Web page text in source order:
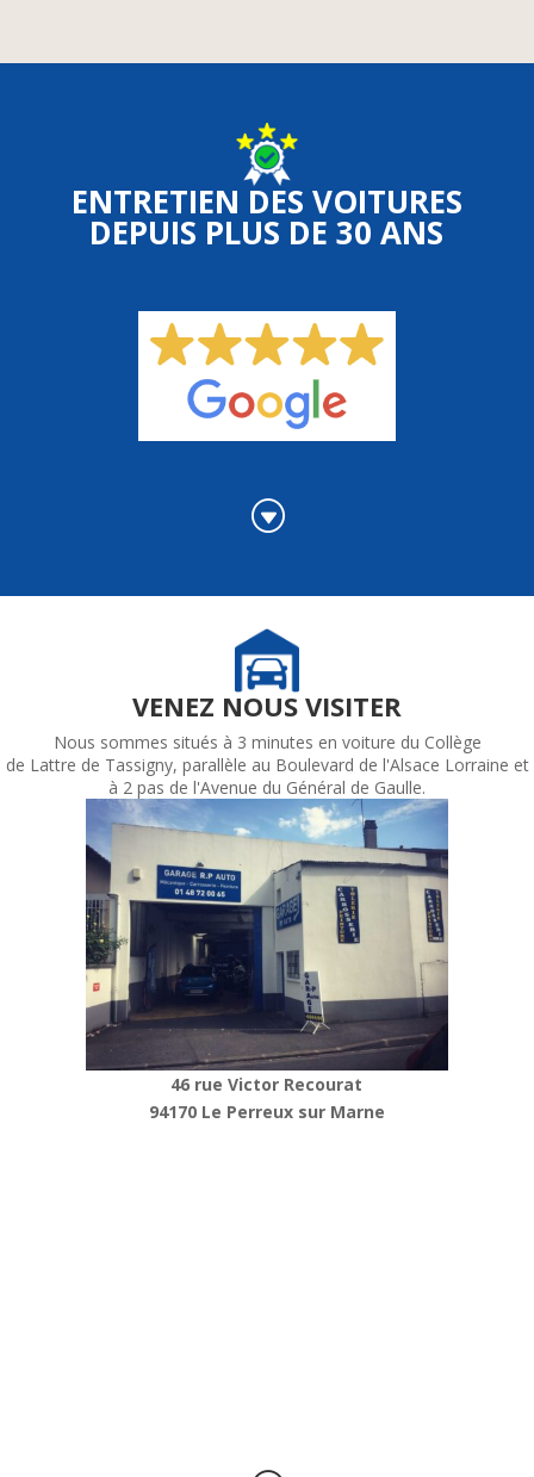
ENTRETIEN DES VOITURES
DEPUIS PLUS DE 30 ANS
G
VENEZ NOUS VISITER
Nous sommes situés à 3 minutes en voiture du Collège
de Lattre de Tassigny, parallèle au Boulevard de l'Alsace Lorraine et
à 2 pas de l'Avenue du Général de Gaulle.
46 rue Victor Recourat
94170 Le Perreux sur Marne